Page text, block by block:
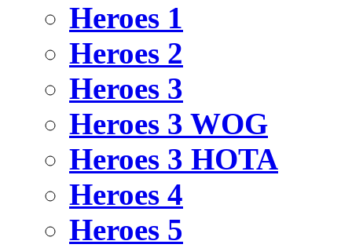
Heroes 1
Heroes 2
Heroes 3
Heroes 3 WOG
Heroes 3 HOTA
Heroes 4
Heroes 5